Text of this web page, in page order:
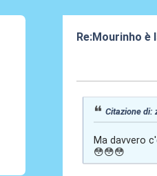
Re:Mourinho è
Citazione di:
Ma davvero
😳😳😳